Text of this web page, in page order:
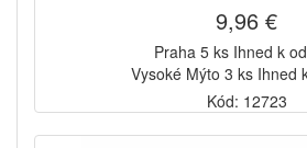
9,96 €
Praha 5 ks Ihned k
Vysoké Mýto 3 ks Ihned
Kód: 12723